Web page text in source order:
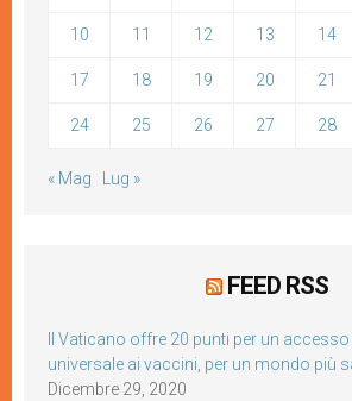
10 11 12 13 14
17 18 19 20 21
24 25 26 27 28
« Mag Lug »
FEED RSS
Il Vaticano offre 20 punti per un
universale ai vaccini, per un mondo più
Dicembre 29, 2020